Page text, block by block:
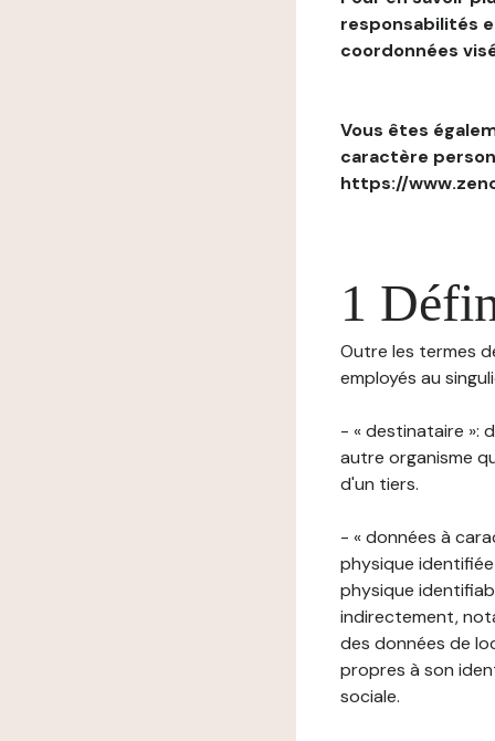
responsabilités
coordonnées
Vous êtes
caractère
https://
1
Outre les termes
employés au
- « destinataire »:
autre organisme
d'un tiers.
- « données à
physique
physique
indirectement,
des données de
propres à son
sociale.